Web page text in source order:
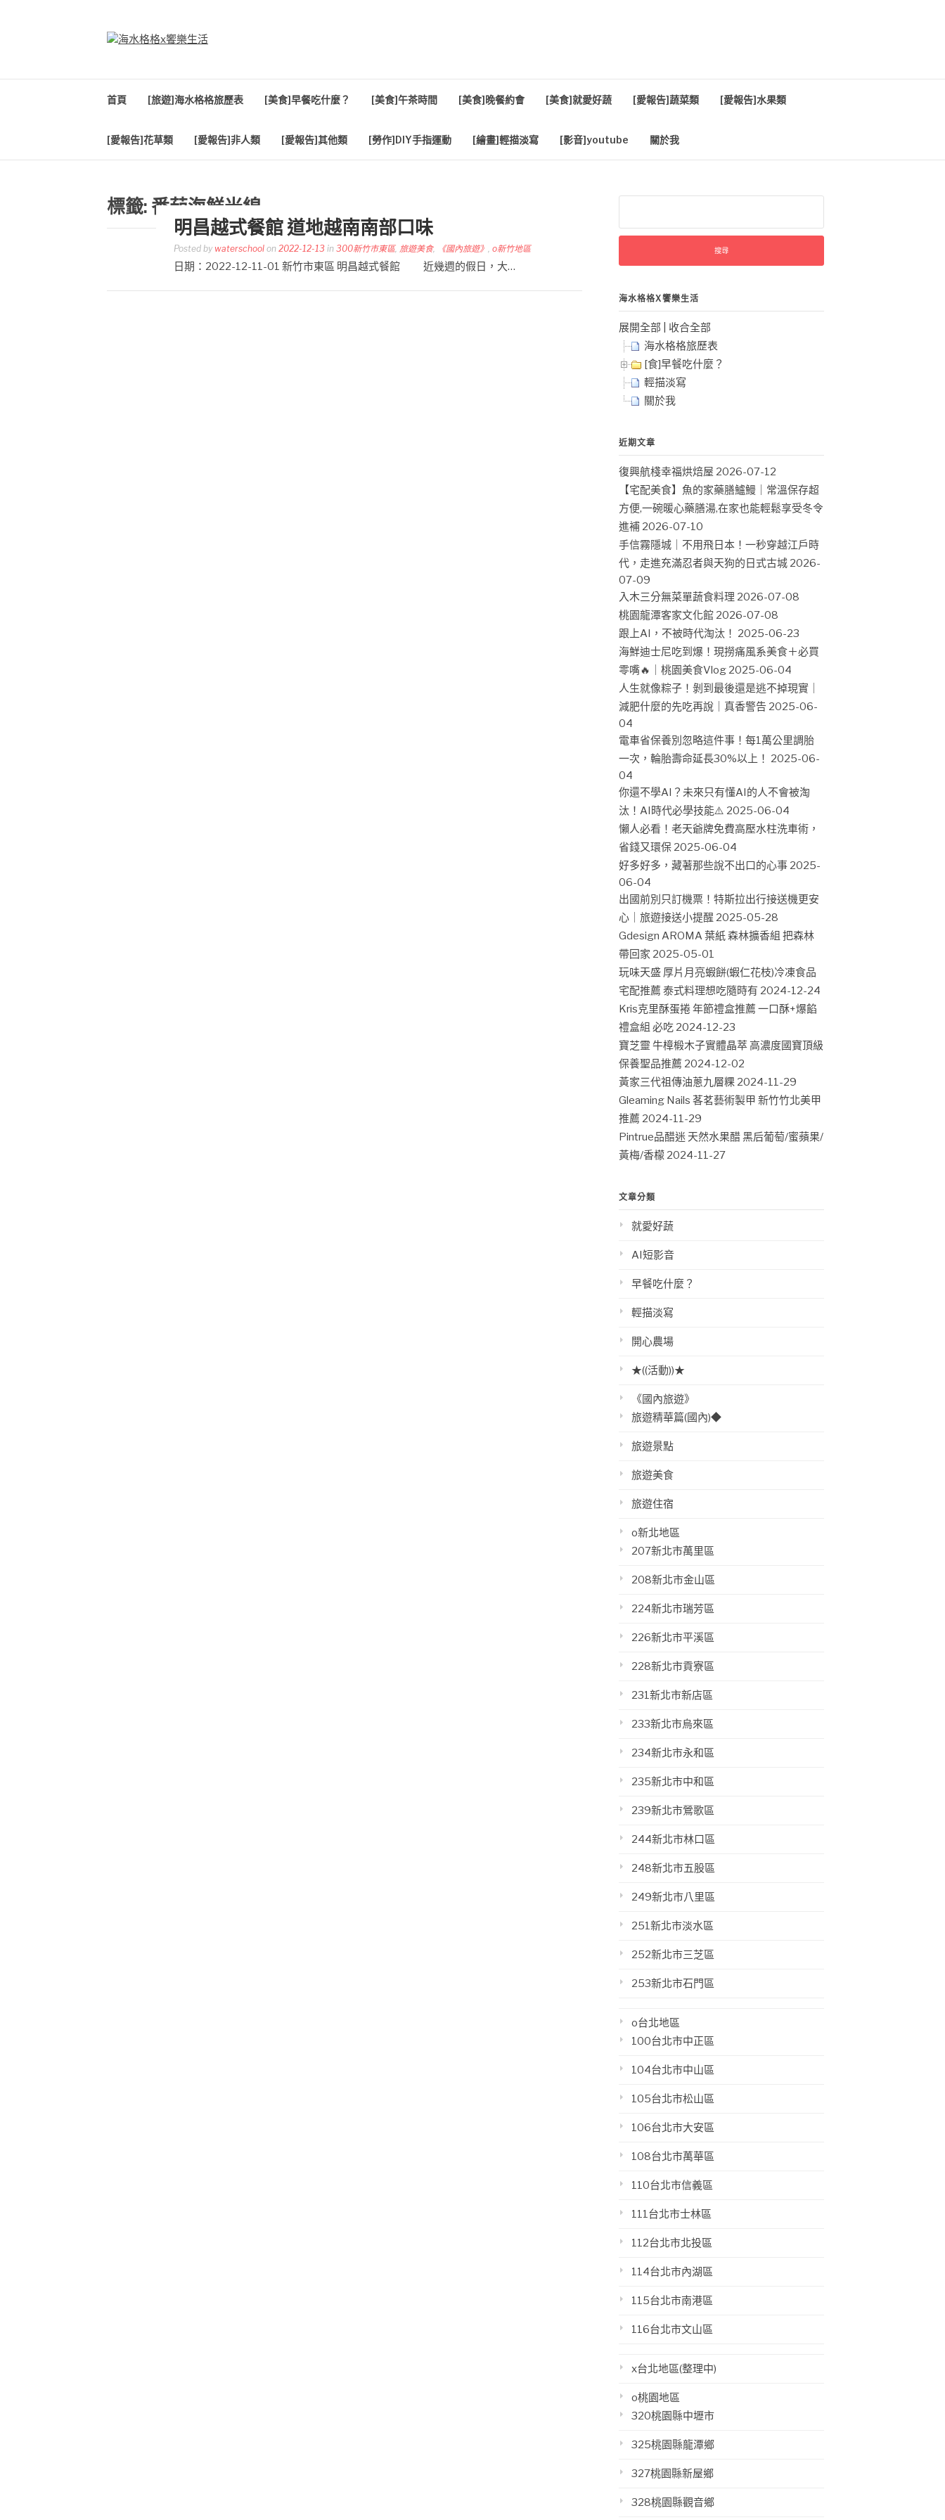
首頁 [旅遊]海水格格旅歷表 [美食]早餐吃什麼？ [美食]午茶時間 [美食]晚餐約會 [美食]就愛好蔬 [愛報告]蔬菜類 [愛報告]水果類
[愛報告]花草類 [愛報告]非人類 [愛報告]其他類 [勞作]DIY手指運動 [繪畫]輕描淡寫 [影音]youtube 關於我
標籤:番茄海鮮米線
明昌越式餐館 道地越南南部口味
Posted by waterschool on 2022-12-13 in 300新竹市東區, 旅遊美食, 《國內旅遊》 , o新竹地區
日期：2022-12-11-01 新竹市東區 明昌越式餐館 近幾週的假日，大…
關
字:
海水格格X饗樂生活
展開全部
收合全部
海水格格旅歷表
[食]早餐吃什麼？
輕描淡寫
關於我
近期文章
復興航棧幸福烘焙屋 2026-07-12
【宅配美食】魚的家藥膳鱸鰻｜常溫保存超
方便,一碗暖心藥膳湯,在家也能輕鬆享受冬令
進補 2026-07-10
手信霧隱城｜不用飛日本！一秒穿越江戶時
代，走進充滿忍者與天狗的日式古城 2026-
07-09
入木三分無菜單蔬食料理 2026-07-08
桃園龍潭客家文化館 2026-07-08
跟上AI，不被時代淘汰！ 2025-06-23
海鮮迪士尼吃到爆！現撈痛風系美食＋必買
零嘴🔥｜桃園美食Vlog 2025-06-04
人生就像粽子！剝到最後還是逃不掉現實｜
減肥什麼的先吃再說｜真香警告 2025-06-
04
電車省保養別忽略這件事！每1萬公里調胎
一次，輪胎壽命延長30%以上！ 2025-06-
04
你還不學AI？未來只有懂AI的人不會被淘
汰！AI時代必學技能⚠️ 2025-06-04
懶人必看！老天爺牌免費高壓水柱洗車術，
省錢又環保 2025-06-04
好多好多，藏著那些說不出口的心事 2025-
06-04
出國前別只訂機票！特斯拉出行接送機更安
心｜旅遊接送小提醒 2025-05-28
Gdesign AROMA 葉紙 森林擴香組 把森林
帶回家 2025-05-01
玩味天盛 厚片月亮蝦餅(蝦仁花枝)冷凍食品
宅配推薦 泰式料理想吃隨時有 2024-12-24
Kris克里酥蛋捲 年節禮盒推薦 一口酥+爆餡
禮盒組 必吃 2024-12-23
寶芝靈 牛樟椴木子實體晶萃 高濃度國寶頂級
保養聖品推薦 2024-12-02
黃家三代祖傳油蔥九層粿 2024-11-29
Gleaming Nails 茖茗藝術製甲 新竹竹北美甲
推薦 2024-11-29
Pintrue品醋迷 天然水果醋 黑后葡萄/蜜蘋果/
黃梅/香檬 2024-11-27
文章分類
就愛好蔬
AI短影音
早餐吃什麼？
輕描淡寫
開心農場
★((活動))★
《國內旅遊》
旅遊精華篇(國內)◆
旅遊景點
旅遊美食
旅遊住宿
o新北地區
207新北市萬里區
208新北市金山區
224新北市瑞芳區
226新北市平溪區
228新北市貢寮區
231新北市新店區
233新北市烏來區
234新北市永和區
235新北市中和區
239新北市鶯歌區
244新北市林口區
248新北市五股區
249新北市八里區
251新北市淡水區
252新北市三芝區
253新北市石門區
o台北地區
100台北市中正區
104台北市中山區
105台北市松山區
106台北市大安區
108台北市萬華區
110台北市信義區
111台北市士林區
112台北市北投區
114台北市內湖區
115台北市南港區
116台北市文山區
x台北地區(整理中)
o桃園地區
320桃園縣中壢市
325桃園縣龍潭鄉
327桃園縣新屋鄉
328桃園縣觀音鄉